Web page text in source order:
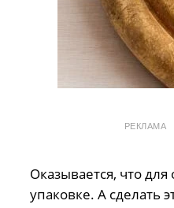
РЕКЛАМА
Оказывается, что
упаковке. А сделать